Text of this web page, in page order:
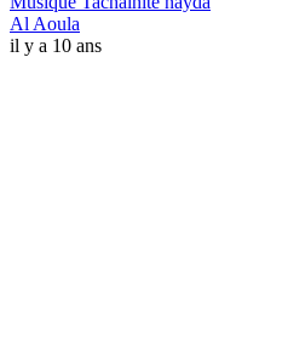
Al Aoula
il y a 10 ans